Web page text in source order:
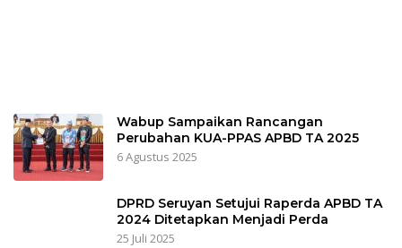
Wabup Sampaikan Rancangan
Perubahan KUA-PPAS APBD TA 2025
6 Agustus 2025
DPRD Seruyan Setujui Raperda APBD TA
2024 Ditetapkan Menjadi Perda
25 Juli 2025